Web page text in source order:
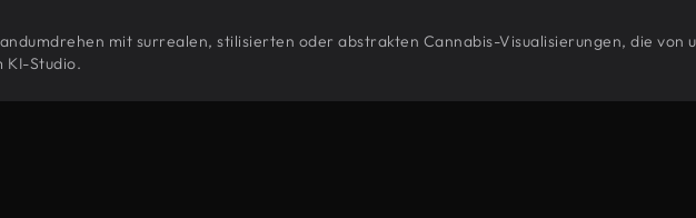
mit surrealen, stilisierten oder abstrakten Cannabis-Visualisierungen, die
KI-Studio.